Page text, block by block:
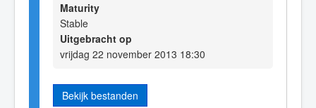
Maturity
Stable
Uitgebracht op
vrijdag 22 november 2013 18:30
Bekijk bestanden